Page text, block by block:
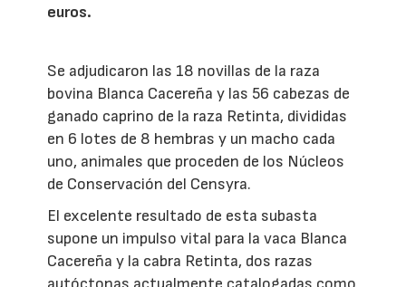
euros.
Se adjudicaron las 18 novillas de la raza
bovina Blanca Cacereña y las 56 cabezas de
ganado caprino de la raza Retinta, divididas
en 6 lotes de 8 hembras y un macho cada
uno, animales que proceden de los Núcleos
de Conservación del Censyra.
El excelente resultado de esta subasta
supone un impulso vital para la vaca Blanca
Cacereña y la cabra Retinta, dos razas